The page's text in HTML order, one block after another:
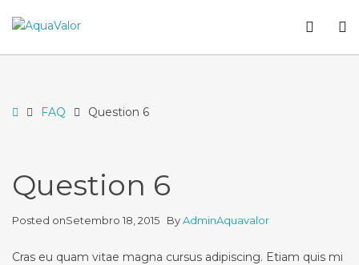
Question
HomeFAQ Question 6
Question 6
Posted onSetembro 18, 2015 ByAdminAquavalor
Cras eu quam vitae magna cursus adipiscing. Etiam quis mi